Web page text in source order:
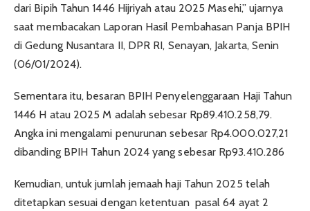
dari Bipih Tahun 1446 Hijriyah atau 2025 Masehi,” ujarnya
saat membacakan Laporan Hasil Pembahasan Panja BPIH
di Gedung Nusantara II, DPR RI, Senayan, Jakarta, Senin
(06/01/2024).
Sementara itu, besaran BPIH Penyelenggaraan Haji Tahun
1446 H atau 2025 M adalah sebesar Rp89.410.258,79.
Angka ini mengalami penurunan sebesar Rp4.000.027,21
dibanding BPIH Tahun 2024 yang sebesar Rp93.410.286
Kemudian, untuk jumlah jemaah haji Tahun 2025 telah
ditetapkan sesuai dengan ketentuan pasal 64 ayat 2